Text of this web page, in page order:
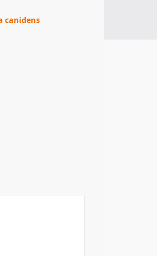
canidens